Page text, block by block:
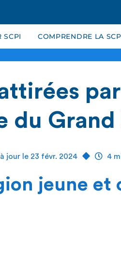
SCPI COMPRENDRE LA
du Grand
jour le 23 févr. 2024 4
jeune et